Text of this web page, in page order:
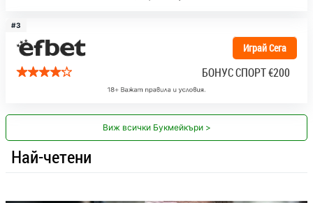
#3
Играй Сега
БОНУС СПОРТ€200
Виж всички Букмейкъри >
Най-четени